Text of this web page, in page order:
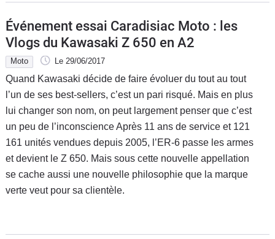
Événement essai Caradisiac Moto : les
Vlogs du Kawasaki Z 650 en A2
Moto Le 29/06/2017
Quand Kawasaki décide de faire évoluer du tout au tout
l’un de ses best-sellers, c’est un pari risqué. Mais en plus
lui changer son nom, on peut largement penser que c’est
un peu de l’inconscience Après 11 ans de service et 121
161 unités vendues depuis 2005, l’ER-6 passe les armes
et devient le Z 650. Mais sous cette nouvelle appellation
se cache aussi une nouvelle philosophie que la marque
verte veut pour sa clientèle.